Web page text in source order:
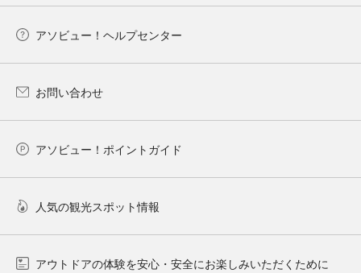
アソビュー！ヘルプセンター
お問い合わせ
アソビュー！ポイントガイド
人気の観光スポット情報
アウトドアの体験を安心・安全にお楽しみいただくために